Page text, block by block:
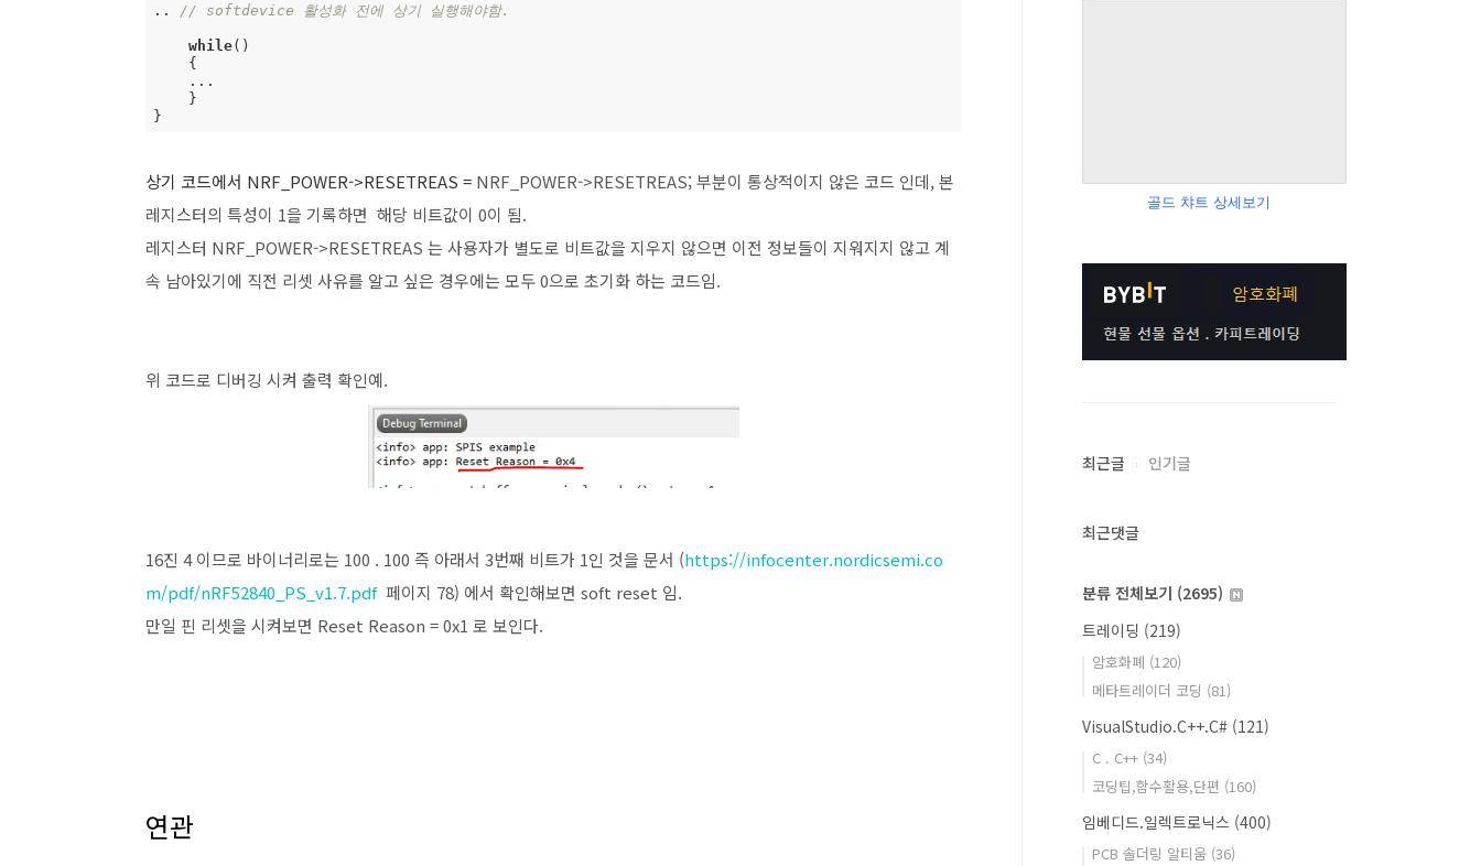
.. // softdevice 활성화 전에 상기 실행해야함.
while()
}
상기 코드에서 NRF_POWER->RESETREAS = NRF_POWER->RESETREAS; 부분이 통상적이지 않은 코드 인데, 본
레지스터의 특성이 1을 기록하면 해당 비트값이 0이 됨.
레지스터 NRF_POWER->RESETREAS 는 사용자가 별도로 비트값을 지우지 않으면 이전 정보들이 지워지지 않고 계
속 남아있기에 직전 리셋 사유를 알고 싶은 경우에는 모두 0으로 초기화 하는 코드임.
위 코드로 디버깅 시켜 출력 확인예.
16진 4 이므로 바이너리로는 100 . 100 즉 아래서 3번째 비트가 1인 것을 문서 (https://infocenter.nordicsemi.co
m/pdf/nRF52840_PS_v1.7.pdf페이지 78) 에서 확인해보면 soft reset 임.
만일 핀 리셋을 시켜보면 Reset Reason = 0x1 로 보인다.
연관
골드 챠트 상세보기
최근글 인기글
최근댓글
분류 전체보기 (2695)
트레이딩 (219)
암호화폐 (120)
메타트레이더 코딩 (81)
VisualStudio.C++.C# (121)
C . C++ (34)
코딩팁,함수활용,단편 (160)
임베디드.일렉트로닉스 (400)
PCB 솔더링 알티움 (36)